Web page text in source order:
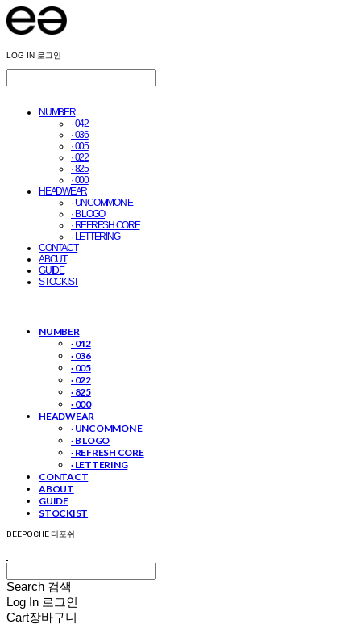
LOG IN 로그인
NUMBER
· 042
· 036
· 005
· 022
· 825
· 000
HEADWEAR
· UNCOMMON E
· B LOGO
· REFRESH CORE
· LETTERING
CONTACT
ABOUT
GUIDE
STOCKIST
NUMBER
· 042
· 036
· 005
· 022
· 825
· 000
HEADWEAR
· UNCOMMON E
· B LOGO
· REFRESH CORE
· LETTERING
CONTACT
ABOUT
GUIDE
STOCKIST
DEEPOCHE 디포쉬
Search 검색
Log In 로그인
Cart장바구니